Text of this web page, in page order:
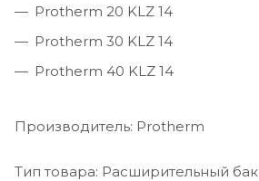
Protherm 20 KLZ 14
Protherm 30 KLZ 14
Protherm 40 KLZ 14
Производитель: Protherm
Тип товара: Расширительный бак